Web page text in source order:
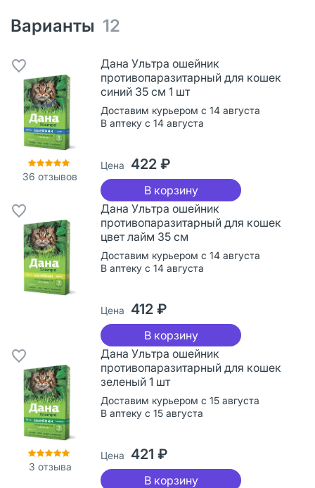
Варианты 12
36 отзывов
Дана Ультра ошейник
противопаразитарный для кошек
синий 35 см 1 шт
Доставим курьером с 14 августа
В аптеку с 14 августа
Цена 422 ₽
В корзину
Дана Ультра ошейник
противопаразитарный для кошек
цвет лайм 35 см
Доставим курьером с 14 августа
В аптеку с 14 августа
Цена 412 ₽
В корзину
3 отзыва
Дана Ультра ошейник
противопаразитарный для кошек
зеленый 1 шт
Доставим курьером с 15 августа
В аптеку с 15 августа
Цена 421 ₽
В корзину